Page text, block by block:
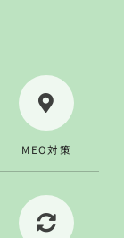
MEO対策